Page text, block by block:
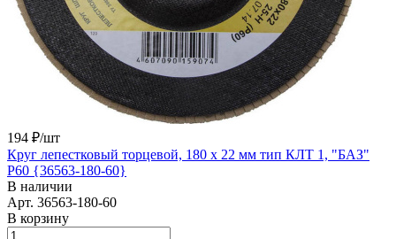
194 ₽/шт
Круг лепестковый торцевой, 180 х 22 мм тип КЛТ 1, "БАЗ"
Р60 {36563-180-60}
В наличии
Арт. 36563-180-60
В корзину